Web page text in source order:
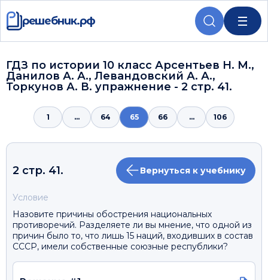
решебник.рф
ГДЗ по истории 10 класс Арсентьев Н. М.,
Данилов А. А., Левандовский А. А.,
Торкунов А. В. упражнение - 2 стр. 41.
1 ... 64 65 66 ... 106
2 стр. 41. Вернуться к учебнику
Условие
Назовите причины обострения национальных
противоречий. Разделяете ли вы мнение, что одной из
причин было то, что лишь 15 наций, входивших в состав
СССР, имели собственные союзные республики?